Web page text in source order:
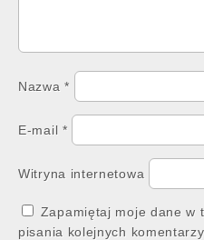
Nazwa*
E-mail *
Witryna internetowa
Zapamiętaj moje dane w
pisania kolejnych komentarzy.